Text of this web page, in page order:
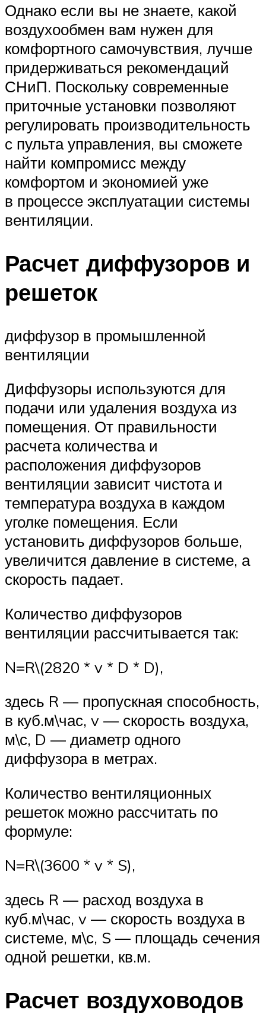
Однако если вы не знаете, какой
воздухообмен вам нужен для
комфортного самочувствия, лучше
придерживаться рекомендаций
СНиП. Поскольку современные
приточные установки позволяют
регулировать производительность
с пульта управления, вы сможете
найти компромисс между
комфортом и экономией уже
в процессе эксплуатации системы
вентиляции.
Расчет диффузоров и
решеток
диффузор в промышленной
вентиляции
Диффузоры используются для
подачи или удаления воздуха из
помещения. От правильности
расчета количества и
расположения диффузоров
вентиляции зависит чистота и
температура воздуха в каждом
уголке помещения. Если
установить диффузоров больше,
увеличится давление в системе, а
скорость падает.
Количество диффузоров
вентиляции рассчитывается так:
N=R\(2820 * v * D * D),
здесь R — пропускная способность,
в куб.м\час, v — скорость воздуха,
м\с, D — диаметр одного
диффузора в метрах.
Количество вентиляционных
решеток можно рассчитать по
формуле:
N=R\(3600 * v * S),
здесь R — расход воздуха в
куб.м\час, v — скорость воздуха в
системе, м\с, S — площадь сечения
одной решетки, кв.м.
Расчет воздуховодов